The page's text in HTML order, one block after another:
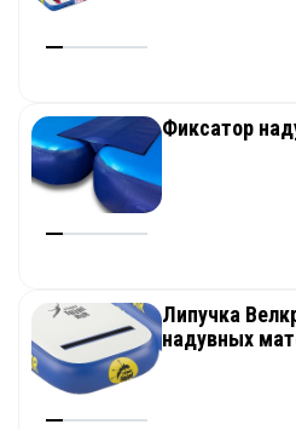
Фиксатор
Липучка
надувных